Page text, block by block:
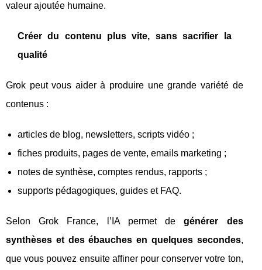
valeur ajoutée humaine.
Créer du contenu plus vite, sans sacrifier la
qualité
Grok peut vous aider à produire une grande variété de
contenus :
articles de blog, newsletters, scripts vidéo ;
fiches produits, pages de vente, emails marketing ;
notes de synthèse, comptes rendus, rapports ;
supports pédagogiques, guides et FAQ.
Selon Grok France, l’IA permet degénérer des
synthèses et des ébauches en quelques secondes,
que vous pouvez ensuite affiner pour conserver votre ton,